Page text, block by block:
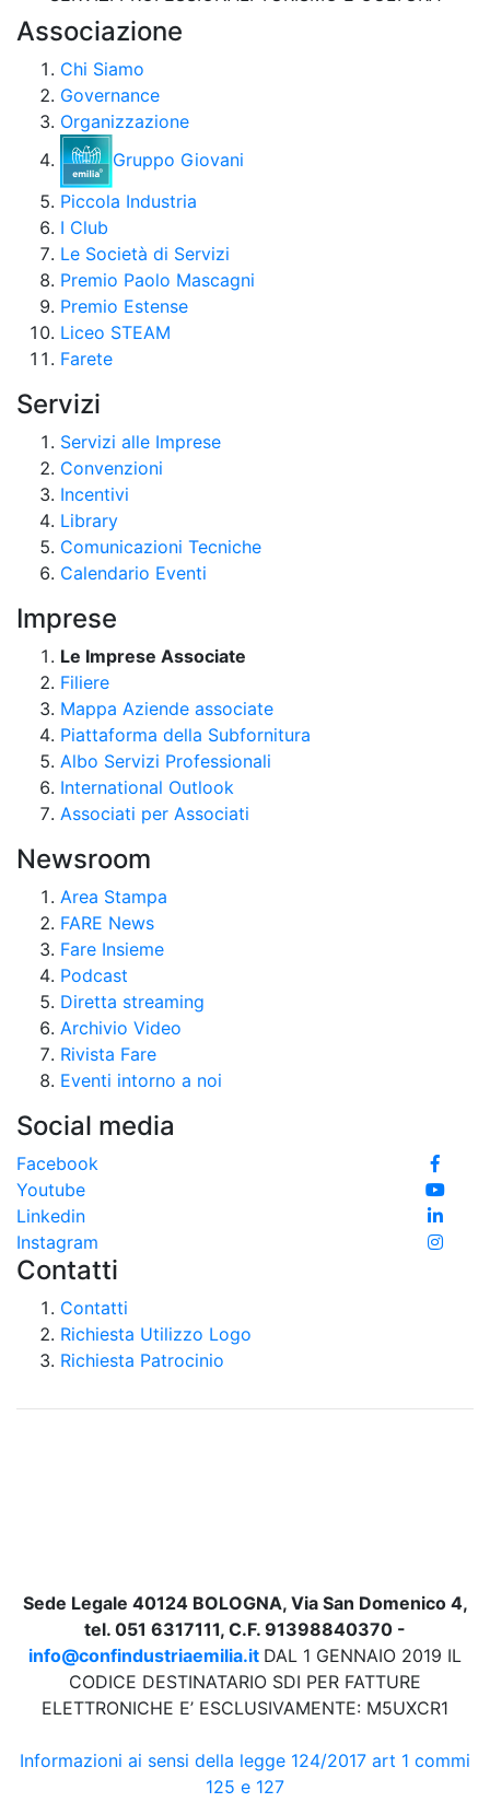
Associazione
Chi Siamo
Governance
Organizzazione
Gruppo Giovani
Piccola Industria
I Club
Le Società di Servizi
Premio Paolo Mascagni
Premio Estense
Liceo STEAM
Farete
Servizi
Servizi alle Imprese
Convenzioni
Incentivi
Library
Comunicazioni Tecniche
Calendario Eventi
Imprese
Le Imprese Associate
Filiere
Mappa Aziende associate
Piattaforma della Subfornitura
Albo Servizi Professionali
International Outlook
Associati per Associati
Newsroom
Area Stampa
FARE News
Fare Insieme
Podcast
Diretta streaming
Archivio Video
Rivista Fare
Eventi intorno a noi
Social media
Facebook
Youtube
Linkedin
Instagram
Contatti
Contatti
Richiesta Utilizzo Logo
Richiesta Patrocinio
Sede Legale 40124 BOLOGNA, Via San Domenico 4,
tel. 051 6317111, C.F. 91398840370 -
info@confindustriaemilia.it DAL 1 GENNAIO 2019 IL
CODICE DESTINATARIO SDI PER FATTURE
ELETTRONICHE E’ ESCLUSIVAMENTE: M5UXCR1
Informazioni ai sensi della legge 124/2017 art 1 commi
125 e 127